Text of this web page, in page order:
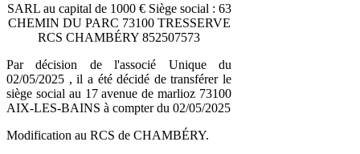
SARL au capital de 1000 € Siège social : 63
CHEMIN DU PARC 73100 TRESSERVE
RCS CHAMBÉRY 852507573
Par décision de l'associé Unique du
02/05/2025 , il a été décidé de transférer le
siège social au 17 avenue de marlioz 73100
AIX-LES-BAINS à compter du 02/05/2025
Modification au RCS de CHAMBÉRY.